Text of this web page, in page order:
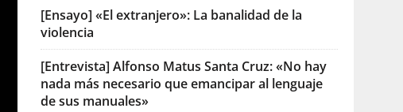
[Ensayo] «El extranjero»: La banalidad de la
violencia
[Entrevista] Alfonso Matus Santa Cruz: «No hay
nada más necesario que emancipar al lenguaje
de sus manuales»